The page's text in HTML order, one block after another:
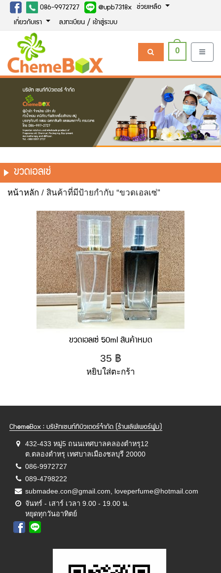
086-9972727 @upb7318x ช่วยเหลือ
เกี่ยวกับเรา ลงทะเบียน / เข้าสู่ระบบ
0
ขวดเอลเซ่
หน้าหลัก / สินค้าที่มีป้ายกำกับ “ขวดเอลเซ่”
ขวดเอลเซ่ 50ml สินค้าหมด
35 ฿
หยิบใส่ตะกร้า
ChemeBox : บริษัทเซนท์ทิบิวเตอร์จำกัด (ร้านเลิฟเพอร์ฟูม)
432-433 หมู่5 ถนนเทศบาลคลองตำหรุ12
ต.ตลองตำหรุ เทศบาลเมืองชลบุรี 20000
086-9972727
089-4798222
submadee.con@gmail.com, loveperfume@hotmail.com
จันทร์ - เสาร์ เวลา 9.00 - 19.00 น.
หยุดทุกวันอาทิตย์